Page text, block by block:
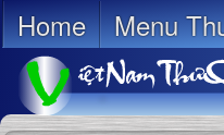
Home Menu